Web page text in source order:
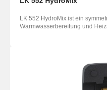
LK 552 HydroMix ist ein
Warmwasserbereitung und